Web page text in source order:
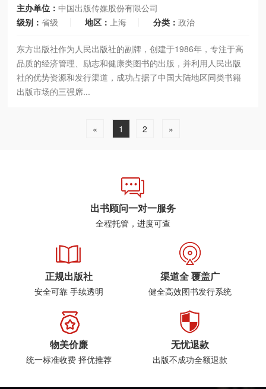
主办单位：中国出版传媒股份有限公司
级别：省级 地区：上海 分类：政治
东方出版社作为人民出版社的副牌，创建于1986年，专注于高
品质的经济管理、励志和健康类图书的出版，并利用人民出版
社的优势资源和发行渠道，成功占据了中国大陆地区同类书籍
出版市场的三强席...
« 1 2 »
出书顾问一对一服务
全程托管，进度可查
正规出版社
安全可靠 手续透明
渠道全 覆盖广
健全高效图书发行系统
物美价廉
统一标准收费 择优推荐
无忧退款
出版不成功全额退款